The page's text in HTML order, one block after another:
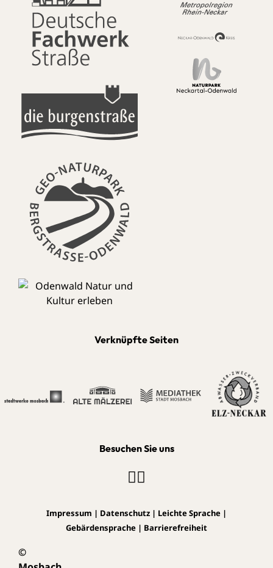
Verknüpfte Seiten
Besuchen Sie uns
©
Impressum | Datenschutz | Leichte Sprache |
Gebärdensprache | Barrierefreiheit